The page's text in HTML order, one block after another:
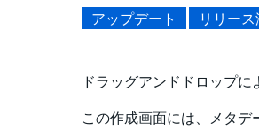
アップデート リリース
ドラッグアンドドロップ
この作成画面には、メタ